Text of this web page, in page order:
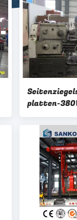
platten-